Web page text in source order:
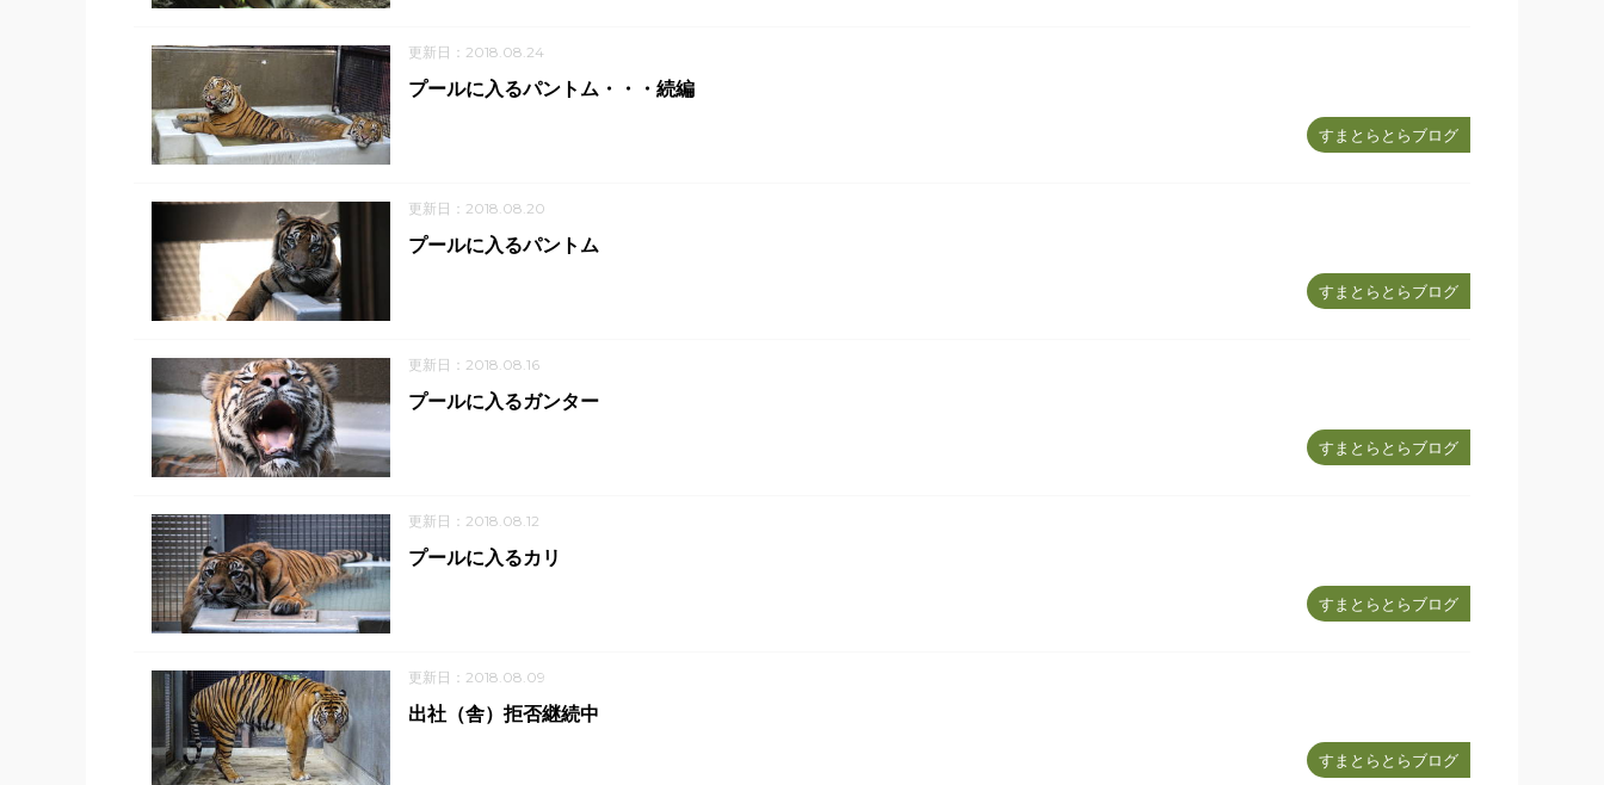
更新日：2018.08.24
すまとらとらブログ
プールに入るパントム・・・続編
更新日：2018.08.20
すまとらとらブログ
プールに入るパントム
更新日：2018.08.16
すまとらとらブログ
プールに入るガンター
更新日：2018.08.12
すまとらとらブログ
プールに入るカリ
更新日：2018.08.09
すまとらとらブログ
出社（舎）拒否継続中